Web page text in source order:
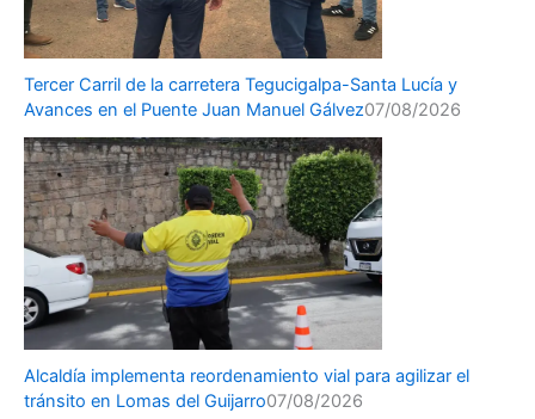
Tercer Carril de la carretera Tegucigalpa-Santa Lucía y
Avances en el Puente Juan Manuel Gálvez07/08/2026
Alcaldía implementa reordenamiento vial para agilizar el
tránsito en Lomas del Guijarro07/08/2026